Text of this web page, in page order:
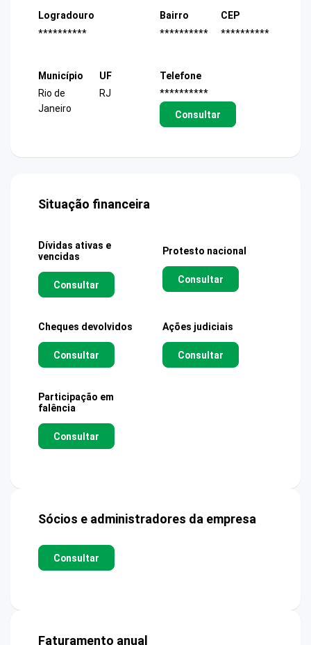
Logradouro
**********
Bairro
**********
CEP
**********
Município
Rio de
Janeiro
UF
RJ
Telefone
**********
Consultar
Situação financeira
Dívidas ativas e
vencidas
Consultar
Protesto nacional
Consultar
Cheques devolvidos
Consultar
Ações judiciais
Consultar
Participação em
falência
Consultar
Sócios e administradores da empresa
Consultar
Faturamento anual